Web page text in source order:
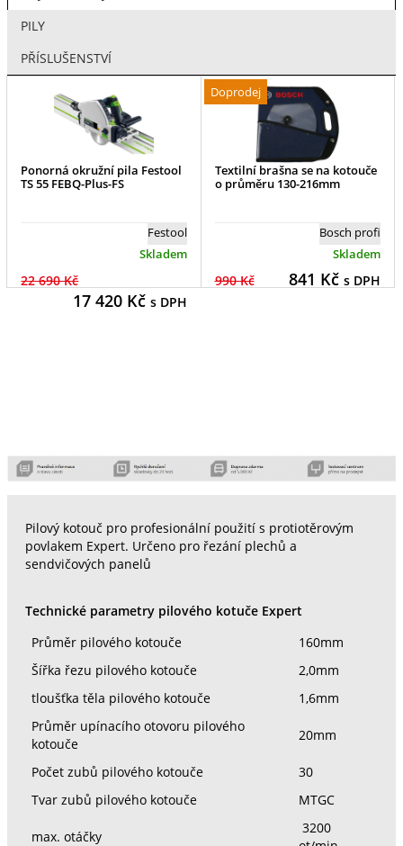
PILY
PŘÍSLUŠENSTVÍ
Ponorná okružní pila Festool
TS 55 FEBQ-Plus-FS
Festool
Skladem
22 690 Kč
17 420Kč s DPH
Doprodej
Textilní brašna se na kotouče
o průměru 130-216mm
Bosch profi
Skladem
990 Kč 841 Kč s DPH
Pilový kotouč pro profesionální použití s protiotěrovým
povlakem Expert. Určeno pro řezání plechů a
sendvičových panelů
Technické parametry pilového kotuče Expert
Průměr pilového kotouče
160mm
Šířka řezu pilového kotouče
2,0mm
tloušťka těla pilového kotouče
1,6mm
Průměr upínacího otovoru pilového
kotouče
20mm
Počet zubů pilového kotouče
30
Tvar zubů pilového kotouče
MTGC
max. otáčky
3200